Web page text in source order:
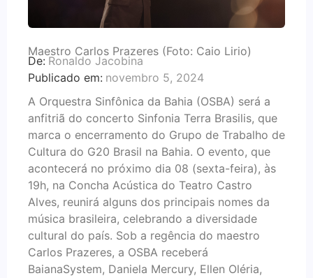
Maestro Carlos Prazeres (Foto: Caio Lirio)
De: Ronaldo Jacobina
Publicado em: novembro 5, 2024
A Orquestra Sinfônica da Bahia (OSBA) será a
anfitriã do concerto Sinfonia Terra Brasilis, que
marca o encerramento do Grupo de Trabalho de
Cultura do G20 Brasil na Bahia. O evento, que
acontecerá no próximo dia 08 (sexta-feira), às
19h, na Concha Acústica do Teatro Castro
Alves, reunirá alguns dos principais nomes da
música brasileira, celebrando a diversidade
cultural do país. Sob a regência do maestro
Carlos Prazeres, a OSBA receberá
BaianaSystem, Daniela Mercury, Ellen Oléria,